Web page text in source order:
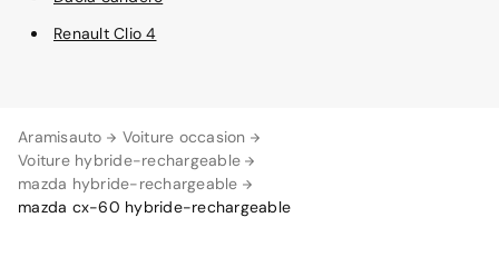
Aramisauto
Voiture occasion
Voiture hybride-rechargeable
mazda hybride-rechargeable
mazda cx-60 hybride-rechargeable
Renault Clio 4